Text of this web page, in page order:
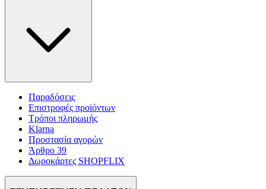
πληροφορίες σχετικά με την από μέρους σας χρήση της
τοποθεσίας μας στους συνεργάτες μέσων κοινωνικής
δικτύωσης, διαφημίσεων και ανάλυσης.
Παραδόσεις
Επιστροφές προϊόντων
Τρόποι πληρωμής
Klarna
Προστασία αγορών
Άρθρο 39
Δωροκάρτες SHOPFLIX